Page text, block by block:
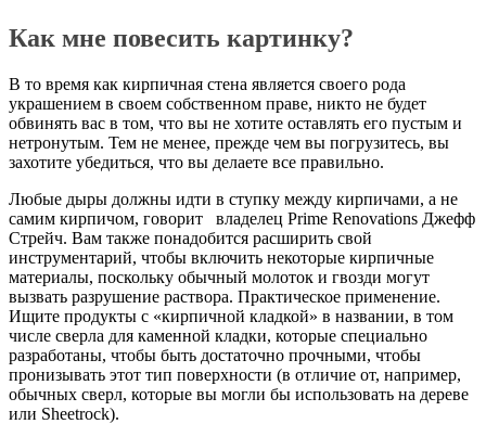
Как мне повесить картинку?
В то время как кирпичная стена является своего рода
украшением в своем собственном праве, никто не будет
обвинять вас в том, что вы не хотите оставлять его пустым и
нетронутым. Тем не менее, прежде чем вы погрузитесь, вы
захотите убедиться, что вы делаете все правильно.
Любые дыры должны идти в ступку между кирпичами, а не
самим кирпичом, говорит владелец Prime Renovations Джефф
Стрейч. Вам также понадобится расширить свой
инструментарий, чтобы включить некоторые кирпичные
материалы, поскольку обычный молоток и гвозди могут
вызвать разрушение раствора. Практическое применение.
Ищите продукты с «кирпичной кладкой» в названии, в том
числе сверла для каменной кладки, которые специально
разработаны, чтобы быть достаточно прочными, чтобы
пронизывать этот тип поверхности (в отличие от, например,
обычных сверл, которые вы могли бы использовать на дереве
или Sheetrock).